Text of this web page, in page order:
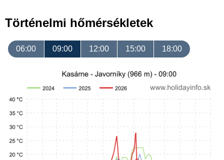
Történelmi hőmérsékletek
06:00 09:00 12:00 15:00 18:00